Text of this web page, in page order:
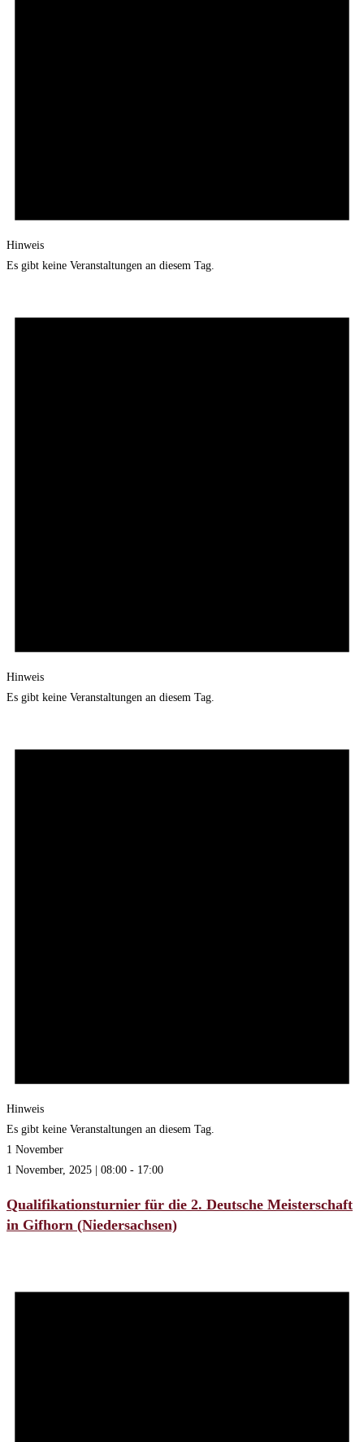
Hinweis
Es gibt keine Veranstaltungen an diesem Tag.
Hinweis
Es gibt keine Veranstaltungen an diesem Tag.
Hinweis
Es gibt keine Veranstaltungen an diesem Tag.
1 November
1 November, 2025 | 08:00 - 17:00
Qualifikationsturnier für die 2. Deutsche Meisterschaft
in Gifhorn (Niedersachsen)